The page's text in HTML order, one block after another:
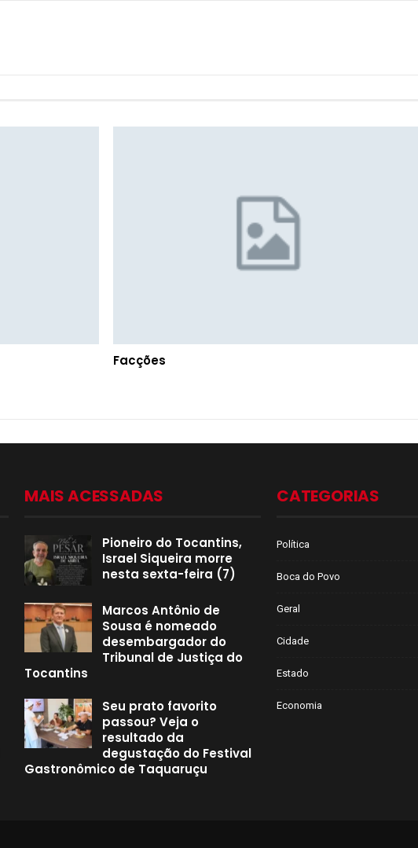
Facções
MAIS ACESSADAS
Pioneiro do Tocantins,
Israel Siqueira morre
nesta sexta-feira (7)
Marcos Antônio de
Sousa é nomeado
desembargador do
Tribunal de Justiça do
Tocantins
Seu prato favorito
passou? Veja o
resultado da
degustação do Festival
Gastronômico de Taquaruçu
CATEGORIAS
Política
Boca do Povo
Geral
Cidade
Estado
Economia